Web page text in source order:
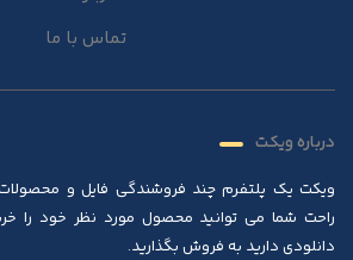
تماس با ما
درباره ویکت
ویکت یک پلتفرم چند فروشندگی فایل و
راحت شما می توانید محصول مورد نظر خود را
دانلودی دارید به فروش بگذارید.